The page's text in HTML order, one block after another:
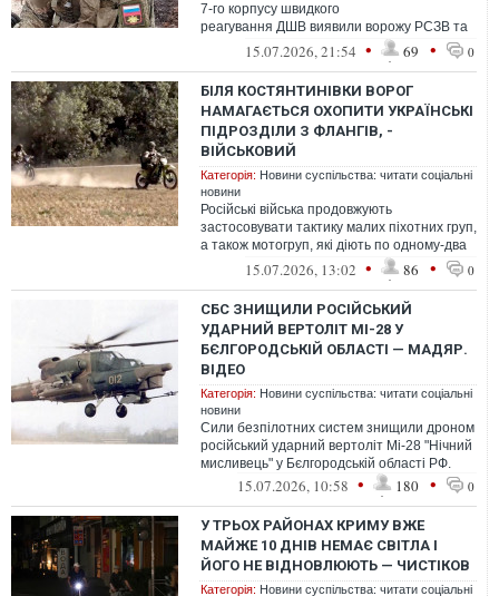
7-го корпусу швидкого
реагування ДШВ виявили ворожу РСЗВ та
завдали по ній точного удару, внаслідок
15.07.2026, 21:54 • 69 • 0
БІЛЯ КОСТЯНТИНІВКИ ВОРОГ
НАМАГАЄТЬСЯ ОХОПИТИ УКРАЇНСЬКІ
ПІДРОЗДІЛИ З ФЛАНГІВ, -
ВІЙСЬКОВИЙ
Категорія: Новини суспільства: читати соціальні
новини
Російські війська продовжують
застосовувати тактику малих піхотних груп,
а також мотогруп, які діють по одному-два
військовослужбовці.
15.07.2026, 13:02 • 86 • 0
СБС ЗНИЩИЛИ РОСІЙСЬКИЙ
УДАРНИЙ ВЕРТОЛІТ МІ-28 У
БЄЛГОРОДСЬКІЙ ОБЛАСТІ — МАДЯР.
ВІДЕО
Категорія: Новини суспільства: читати соціальні
новини
Сили безпілотних систем знищили дроном
російський ударний вертоліт Мі-28 "Нічний
мисливець" у Бєлгородській області РФ.
15.07.2026, 10:58 • 180 • 0
У ТРЬОХ РАЙОНАХ КРИМУ ВЖЕ
МАЙЖЕ 10 ДНІВ НЕМАЄ СВІТЛА І
ЙОГО НЕ ВІДНОВЛЮЮТЬ — ЧИСТІКОВ
Категорія: Новини суспільства: читати соціальні